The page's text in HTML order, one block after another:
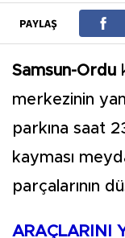
PAYLAŞ
Samsun-Ordu
merkezinin
parkına saat
kayması
parçalarının
ARAÇLARINI